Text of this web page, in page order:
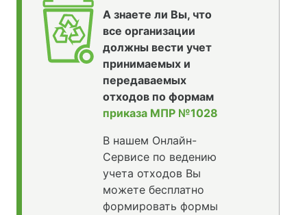
А знаете ли Вы, что
все организации
должны вести учет
принимаемых и
передаваемых
отходов по формам
приказа МПР №1028
В нашем Онлайн-
Сервисе по ведению
учета отходов Вы
можете бесплатно
формировать формы